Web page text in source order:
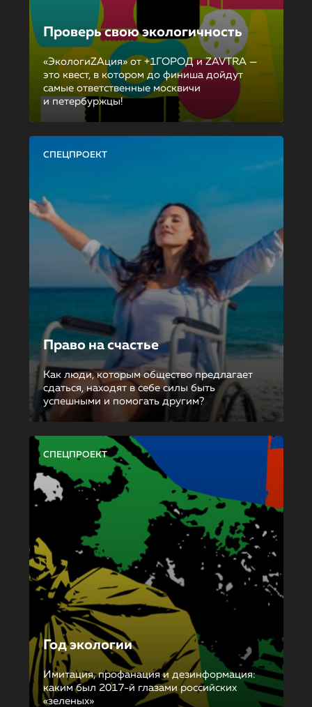
Проверь свою экологичность
«ЭкологиZAция» от +1ГОРОД и ZAVTRA —
это квест, в котором до финиша дойдут
самые ответственные москвичи
и петербуржцы!
СПЕЦПРОЕКТ
Право на счастье
Как люди, которым общество предлагает
сдаться, находят в себе силы быть
успешными и помогать другим?
СПЕЦПРОЕКТ
Год экологии
Имитация, профанация и дезинформация:
каким был 2017-й глазами российских
«зеленых»